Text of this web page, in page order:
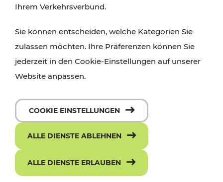
Ihrem Verkehrsverbund.
Sie können entscheiden, welche Kategorien Sie
zulassen möchten. Ihre Präferenzen können Sie
jederzeit in den Cookie-Einstellungen auf unserer
Website anpassen.
COOKIE EINSTELLUNGEN
ALLE DIENSTE ABLEHNEN
ALLE DIENSTE ERLAUBEN